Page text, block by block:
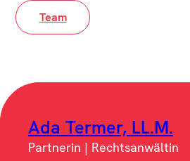
Team
Ada Termer, LL.M.
Partnerin | Rechtsanwältin